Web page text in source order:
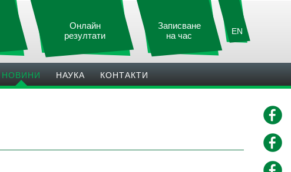
EN
Записване
на час
Онлайн
резултати
НОВИНИ НАУКА КОНТАКТИ